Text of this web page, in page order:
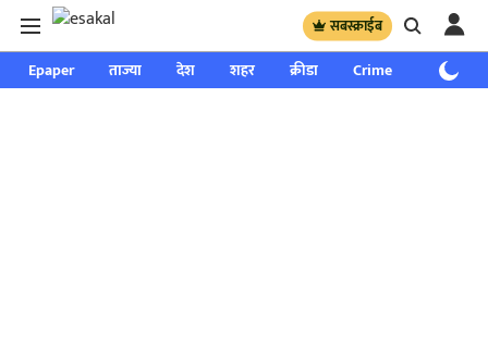
सबस्क्राईब
Epaper ताज्या देश शहर क्रीडा Crime साप्ताहिक